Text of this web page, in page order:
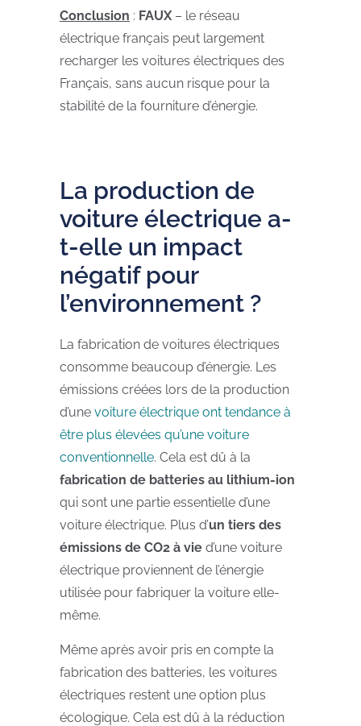
Conclusion : FAUX – le réseau
électrique français peut largement
recharger les voitures électriques des
Français, sans aucun risque pour la
stabilité de la fourniture d’énergie.
La production de
voiture électrique a-
t-elle un impact
négatif pour
l’environnement ?
La fabrication de voitures électriques
consomme beaucoup d’énergie. Les
émissions créées lors de la production
d’une voiture électrique ont tendance à
être plus élevées qu’une voiture
conventionnelle. Cela est dû à la
fabrication de batteries au lithium-ion
qui sont une partie essentielle d’une
voiture électrique. Plus d’un tiers des
émissions de CO2 à vie d’une voiture
électrique proviennent de l’énergie
utilisée pour fabriquer la voiture elle-
même.
Même après avoir pris en compte la
fabrication des batteries, les voitures
électriques restent une option plus
écologique. Cela est dû à la réduction